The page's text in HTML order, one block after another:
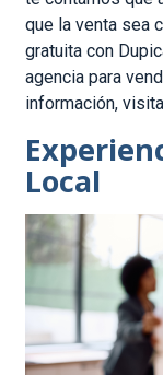
que la venta sea
gratuita con
agencia para
información,
Local